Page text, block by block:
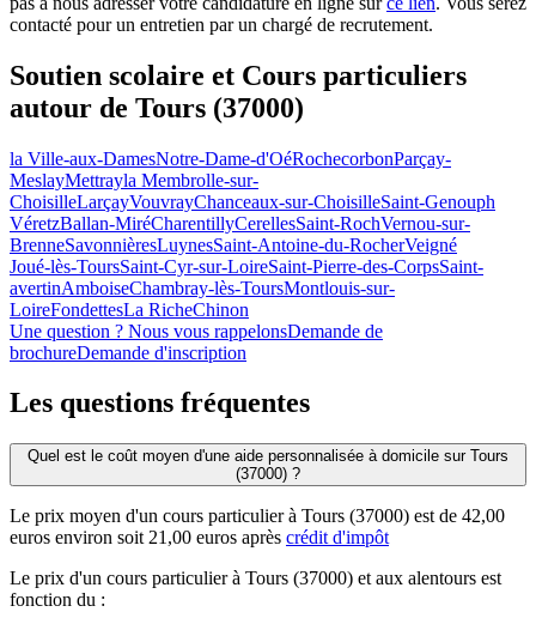
contacté pour un entretien par un chargé de recrutement.
Soutien scolaire et Cours particuliers
autour de Tours (37000)
la Ville-aux-DamesNotre-Dame-d'OéRochecorbonParçay-
MeslayMettrayla Membrolle-sur-
ChoisilleLarçayVouvrayChanceaux-sur-ChoisilleSaint-Genouph
VéretzBallan-MiréCharentillyCerellesSaint-RochVernou-sur-
BrenneSavonnièresLuynesSaint-Antoine-du-RocherVeigné
Joué-lès-ToursSaint-Cyr-sur-LoireSaint-Pierre-des-CorpsSaint-
avertinAmboiseChambray-lès-ToursMontlouis-sur-
LoireFondettesLa RicheChinon
Une question ? Nous vous rappelonsDemande de
brochureDemande d'inscription
Les questions fréquentes
Quel est le coût moyen d'une aide personnalisée à domicile sur Tours
(37000) ?
Le prix moyen d'un cours particulier à Tours (37000) est de 42,00
euros environ soit 21,00 euros après crédit d'impôt
Le prix d'un cours particulier à Tours (37000) et aux alentours est
fonction du :